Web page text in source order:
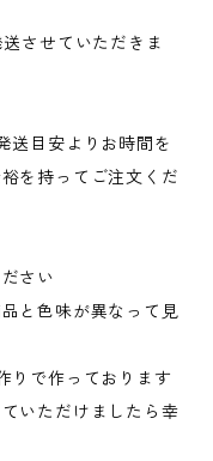
させていただきま
送目安よりお時間を
を持ってご注文くだ
さい
と色味が異なって見
りで作っております
いただけましたら幸